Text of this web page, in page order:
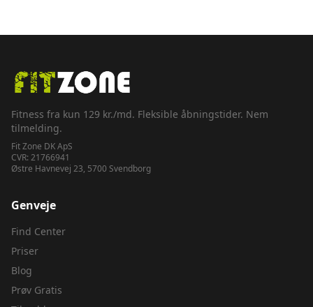
Fitness fra kun 129 kr./md. Fleksible åbningstider. Nem
tilmelding.
Fit Zone DK ApS
CVR: 21766941
Østre Havnevej 23, 5700 Svendborg
Genveje
Find Center
Priser
Blog
Prøv Gratis